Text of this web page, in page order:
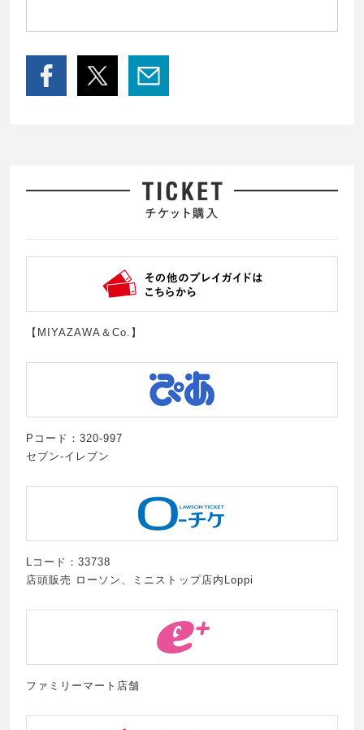
【MIYAZAWA＆Co.】
Pコード：320-997
セブン-イレブン
Lコード：33738
店頭販売 ローソン、ミニストップ店内Loppi
ファミリーマート店舗